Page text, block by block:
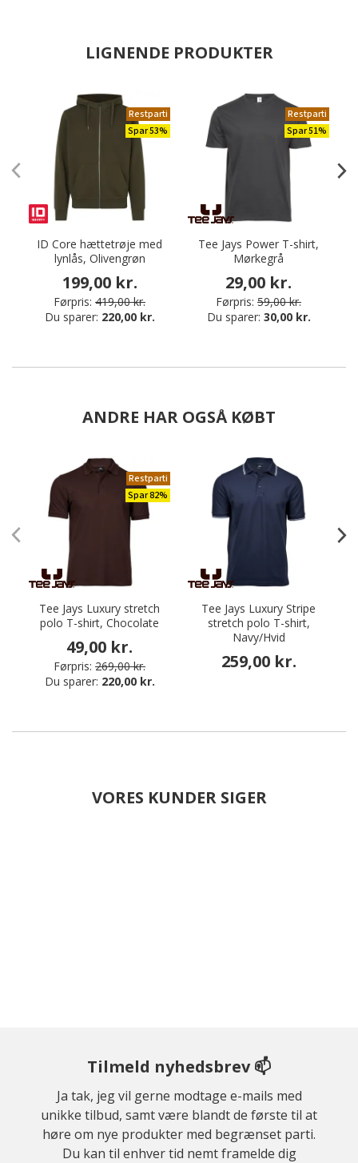
LIGNENDE PRODUKTER
Restparti
Spar 53%
ID Core hættetrøje med
lynlås, Olivengrøn
199,00 kr.
Førpris: 419,00 kr.
Du sparer: 220,00 kr.
Restparti
Spar 51%
Tee Jays Power T-shirt,
Mørkegrå
29,00 kr.
Førpris: 59,00 kr.
Du sparer: 30,00 kr.
ANDRE HAR OGSÅ KØBT
Restparti
Spar 82%
Tee Jays Luxury stretch
polo T-shirt, Chocolate
49,00 kr.
Førpris: 269,00 kr.
Du sparer: 220,00 kr.
Tee Jays Luxury Stripe
stretch polo T-shirt,
Navy/Hvid
259,00 kr.
VORES KUNDER SIGER
Tilmeld nyhedsbrev 📫
Ja tak, jeg vil gerne modtage e-mails med
unikke tilbud, samt være blandt de første til at
høre om nye produkter med begrænset parti.
Du kan til enhver tid nemt framelde dig